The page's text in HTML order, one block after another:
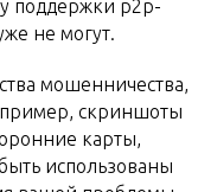
поддержки p2p-
не могут.
мошенничества,
скриншоты
карты,
использованы